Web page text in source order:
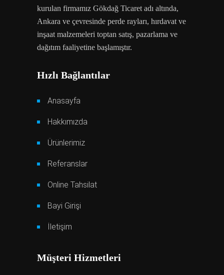
kurulan firmamız Gökdağ Ticaret adı altında,
Ankara ve çevresinde perde rayları, hırdavat ve
inşaat malzemeleri toptan satış, pazarlama ve
dağıtım faaliyetine başlamıştır.
Hızlı Bağlantılar
Anasayfa
Hakkımızda
Ürünlerimiz
Referanslar
Online Tahsilat
Bayi Girişi
İletişim
Müşteri Hizmetleri